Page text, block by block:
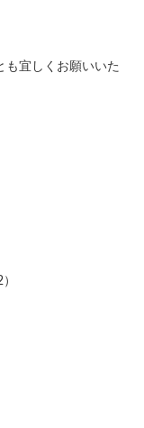
も宜しくお願いいた